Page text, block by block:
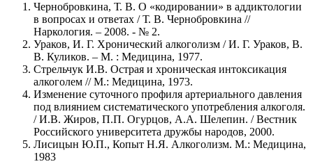
Чернобровкина, Т. В. О «кодировании» в аддиктологии
в вопросах и ответах / Т. В. Чернобровкина //
Наркология. – 2008. - № 2.
Ураков, И. Г. Хронический алкоголизм / И. Г. Ураков, В.
В. Куликов. – М. : Медицина, 1977.
Стрельчук И.В. Острая и хроническая интоксикация
алкоголем // М.: Медицина, 1973.
Изменение суточного профиля артериального давления
под влиянием систематического употребления алкоголя.
/ И.В. Жиров, П.П. Огурцов, А.А. Шелепин. / Вестник
Российского университета дружбы народов, 2000.
Лисицын Ю.П., Копыт Н.Я. Алкоголизм. М.: Медицина,
1983